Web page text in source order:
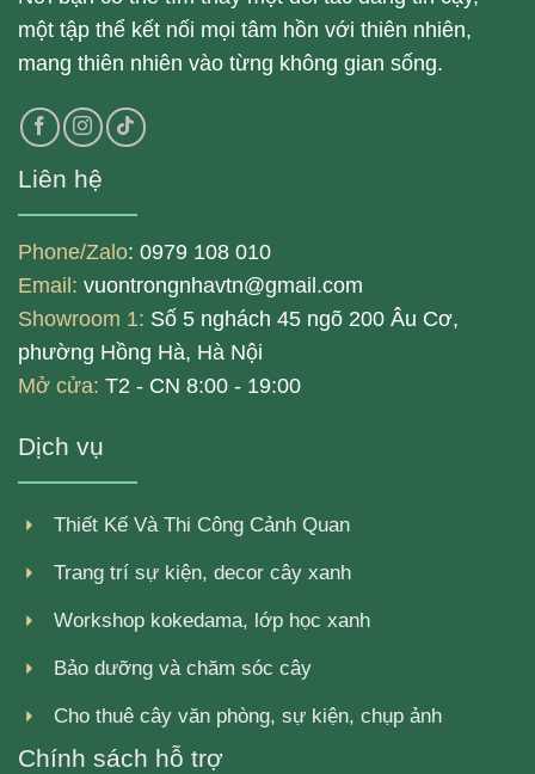
một tập thể kết nối mọi tâm hồn với thiên nhiên,
mang thiên nhiên vào từng không gian sống.
Liên hệ
Phone/Zalo: 0979 108 010
Email: vuontrongnhavtn@gmail.com
Showroom 1: Số 5 nghách 45 ngõ 200 Âu Cơ,
phường Hồng Hà, Hà Nội
Mở cửa: T2 - CN 8:00 - 19:00
Dịch vụ
Thiết Kế Và Thi Công Cảnh Quan
Trang trí sự kiện, decor cây xanh
Workshop kokedama, lớp học xanh
Bảo dưỡng và chăm sóc cây
Cho thuê cây văn phòng, sự kiện, chụp ảnh
Chính sách hỗ trợ